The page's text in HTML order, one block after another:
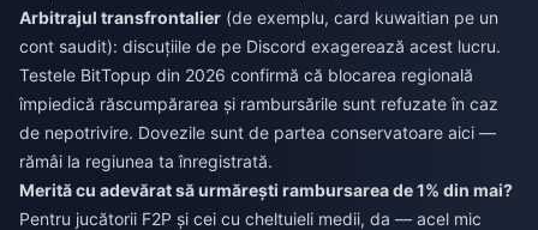
Arbitrajul transfrontalier (de exemplu, card kuwaitian pe un
cont saudit): discuțiile de pe Discord exagerează acest lucru.
Testele BitTopup din 2026 confirmă că blocarea regională
împiedică răscumpărarea și rambursările sunt refuzate în caz
de nepotrivire. Dovezile sunt de partea conservatoare aici —
rămâi la regiunea ta înregistrată.
Merită cu adevărat să urmărești rambursarea de 1% din mai?
Pentru jucătorii F2P și cei cu cheltuieli medii, da — acel mic